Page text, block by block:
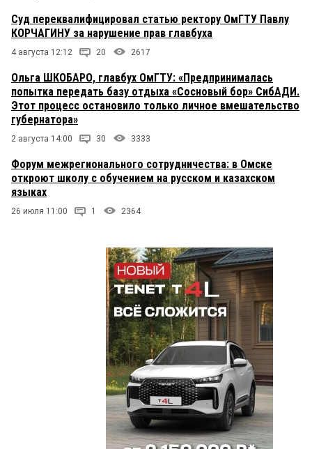
Суд переквалифицировал статью ректору ОмГТУ Павлу
КОРЧАГИНУ за нарушение прав главбуха
4 августа 12:12 20 2617
Ольга ШКОБАРО, главбух ОмГТУ: «Предпринималась
попытка передать базу отдыха «Сосновый бор» СибАДИ.
Этот процесс остановило только личное вмешательство
губернатора»
2 августа 14:00 30 3333
Форум межрегионального сотрудничества: в Омске
откроют школу с обучением на русском и казахском
языках
26 июля 11:00 1 2364